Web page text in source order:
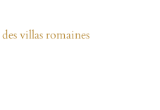
villas romaines